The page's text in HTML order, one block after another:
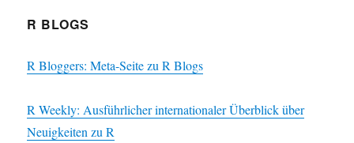
R BLOGS
R Bloggers: Meta-Seite zu R Blogs
R Weekly: Ausführlicher internationaler Überblick über
Neuigkeiten zu R